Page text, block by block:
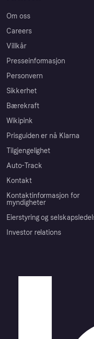
Om oss
Careers
Villkår
Presseinformasjon
Personvern
Sikkerhet
Bærekraft
Wikipink
Prisguiden er nå Klarna
Tilgjengelighet
Auto-Track
Kontakt
Kontaktinformasjon for
myndigheter
Eierstyring og
Investor relations